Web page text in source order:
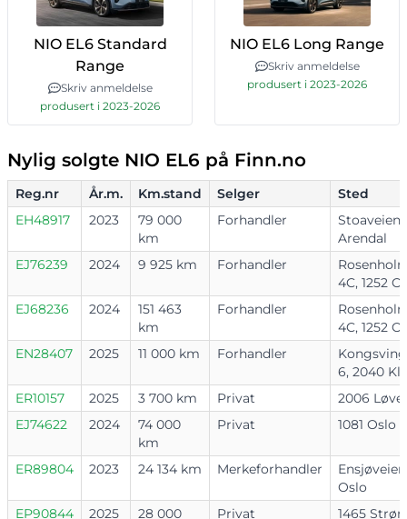
NIO EL6 Standard
Range
Skriv anmeldelse
produsert i 2023-2026
NIO EL6 Long Range
Skriv anmeldelse
produsert i 2023-2026
Nylig solgte NIO EL6 på Finn.no
Reg.nr År.m. Km.stand Selger
Sted
EH48917
2023
79 000
km
Forhandler
Stoaveien
Arendal
EJ76239
2024 9 925 km Forhandler
4C, 1252
EJ68236
2024
151 463
km
Forhandler
4C, 1252
EN28407
2025 11 000 km Forhandler
6, 2040
ER10157
2025 3 700 km Privat
2006
EJ74622
2024
74 000
km
Privat 1081 Oslo
ER89804 2023 24 134 km Merkeforhandler
Ensjøveien
Oslo
EP90844
2025 28 000 Privat 1465